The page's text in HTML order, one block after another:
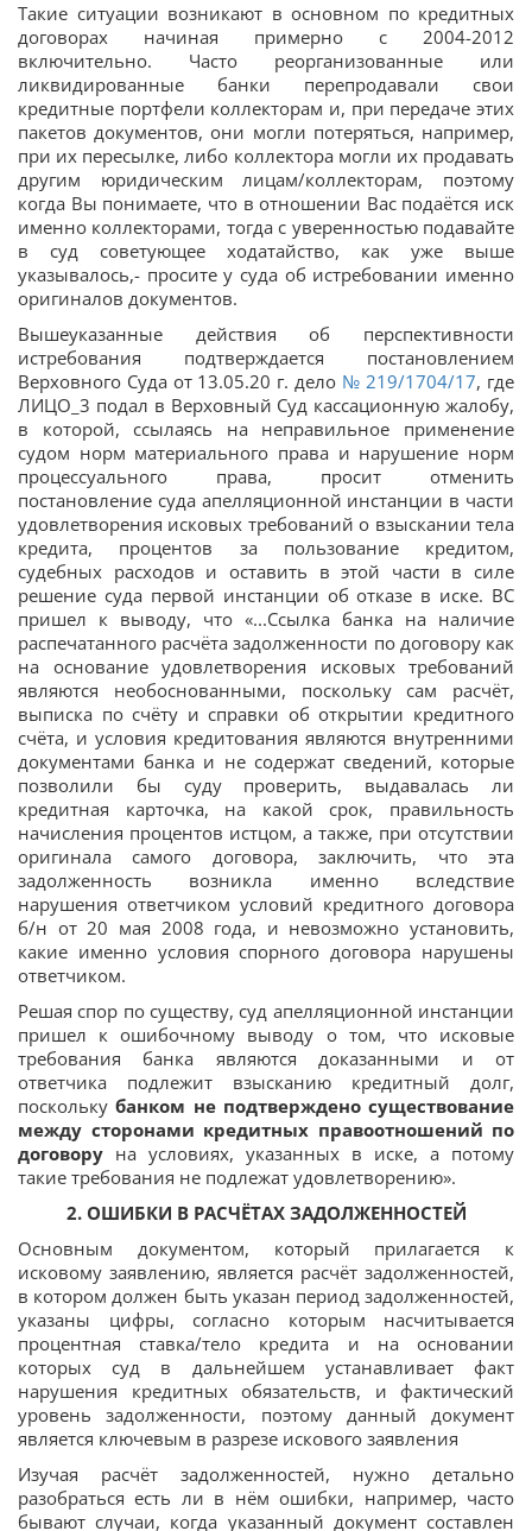
Такие ситуации возникают в основном по кредитных
договорах начиная примерно с 2004-2012
включительно. Часто реорганизованные или
ликвидированные банки перепродавали свои
кредитные портфели коллекторам и, при передаче этих
пакетов документов, они могли потеряться, например,
при их пересылке, либо коллектора могли их продавать
другим юридическим лицам/коллекторам, поэтому
когда Вы понимаете, что в отношении Вас подаётся иск
именно коллекторами, тогда с уверенностью подавайте
в суд советующее ходатайство, как уже выше
указывалось,- просите у суда об истребовании именно
оригиналов документов.
Вышеуказанные действия об перспективности
истребования подтверждается постановлением
Верховного Суда от 13.05.20 г. дело № 219/1704/17, где
ЛИЦО_3 подал в Верховный Суд кассационную жалобу,
в которой, ссылаясь на неправильное применение
судом норм материального права и нарушение норм
процессуального права, просит отменить
постановление суда апелляционной инстанции в части
удовлетворения исковых требований о взыскании тела
кредита, процентов за пользование кредитом,
судебных расходов и оставить в этой части в силе
решение суда первой инстанции об отказе в иске. ВС
пришел к выводу, что «...Ссылка банка на наличие
распечатанного расчёта задолженности по договору как
на основание удовлетворения исковых требований
являются необоснованными, поскольку сам расчёт,
выписка по счёту и справки об открытии кредитного
счёта, и условия кредитования являются внутренними
документами банка и не содержат сведений, которые
позволили бы суду проверить, выдавалась ли
кредитная карточка, на какой срок, правильность
начисления процентов истцом, а также, при отсутствии
оригинала самого договора, заключить, что эта
задолженность возникла именно вследствие
нарушения ответчиком условий кредитного договора
б/н от 20 мая 2008 года, и невозможно установить,
какие именно условия спорного договора нарушены
ответчиком.
Решая спор по существу, суд апелляционной инстанции
пришел к ошибочному выводу о том, что исковые
требования банка являются доказанными и от
ответчика подлежит взысканию кредитный долг,
посколькубанком не подтверждено существование
между сторонами кредитных правоотношений по
договору на условиях, указанных в иске, а потому
такие требования не подлежат удовлетворению».
2. ОШИБКИ В РАСЧЁТАХ ЗАДОЛЖЕННОСТЕЙ
Основным документом, который прилагается к
исковому заявлению, является расчёт задолженностей,
в котором должен быть указан период задолженностей,
указаны цифры, согласно которым насчитывается
процентная ставка/тело кредита и на основании
которых суд в дальнейшем устанавливает факт
нарушения кредитных обязательств, и фактический
уровень задолженности, поэтому данный документ
является ключевым в разрезе искового заявления
Изучая расчёт задолженностей, нужно детально
разобраться есть ли в нём ошибки, например, часто
бывают случаи, когда указанный документ составлен